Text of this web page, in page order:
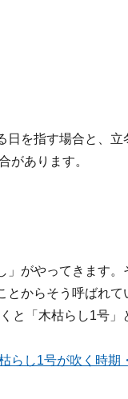
日を指す場合と、
があります。
」がやってきます
とからそう呼ばれ
と「木枯らし1号」
らし1号が吹く時